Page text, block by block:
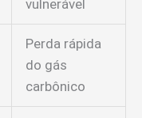
vulnerável
Perda rápida
do gás
carbônico